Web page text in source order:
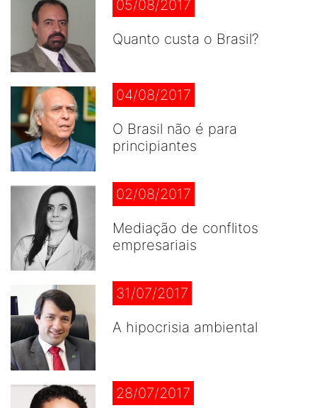
05/08/2017
Quanto custa o Brasil?
04/08/2017
O Brasil não é para
principiantes
02/08/2017
Mediação de conflitos
empresariais
31/07/2017
A hipocrisia ambiental
28/07/2017